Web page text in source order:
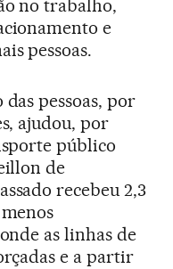
no trabalho,
e
pessoas.
pessoas, por
ajudou, por
público
de
recebeu 2,3
as linhas de
e a partir